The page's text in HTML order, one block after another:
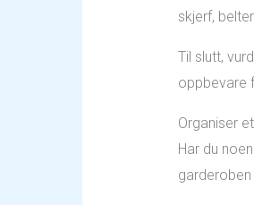
skjerf,
Til slutt,
oppbevare
Organiser
Har du